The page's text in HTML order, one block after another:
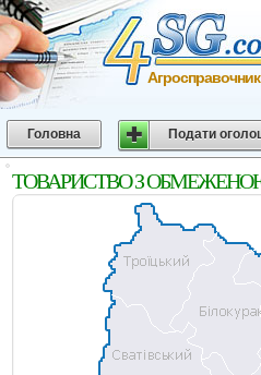
Головна Подати
ТОВАРИСТВО З ОБМЕЖЕНОЮ